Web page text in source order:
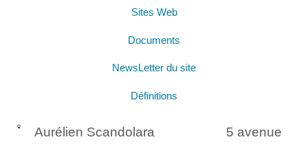
Sites Web
Documents
NewsLetter du site
Définitions
Aurélien Scandolara
5 avenue